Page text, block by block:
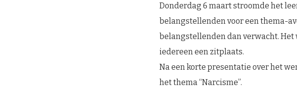
Donderdag 6 maart stroomde het
belangstellenden voor een thema-
belangstellenden dan verwacht. Het
iedereen een zitplaats.
Na een korte presentatie over het
het thema “Narcisme”.